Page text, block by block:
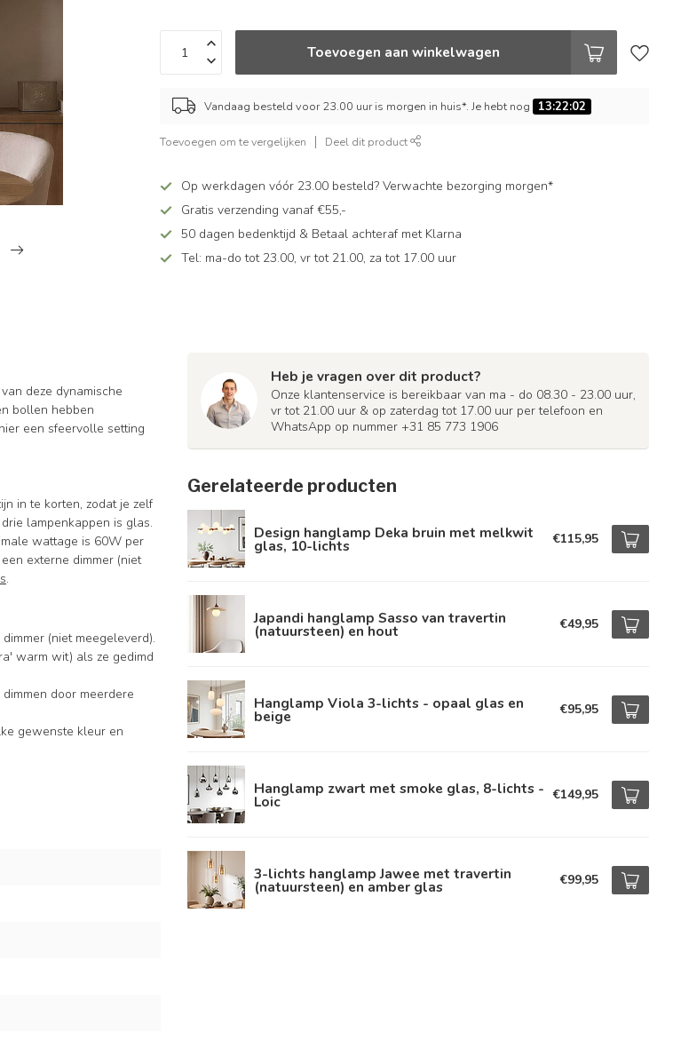
Toevoegen aan winkelwagen
Vandaag besteld voor 23.00 uur is morgen in huis*. Je hebt nog 13:22:02
Toevoegen om te vergelijken Deel dit product
Op werkdagen vóór 23.00 besteld? Verwachte bezorging morgen*
Gratis verzending vanaf €55,-
50 dagen bedenktijd & Betaal achteraf met Klarna
Tel: ma-do tot 23.00, vr tot 21.00, za tot 17.00 uur
deze dynamische
bollen hebben
een sfeervolle setting
in te korten, zodat je zelf
lampenkappen is glas.
wattage is 60W per
externe dimmer (niet
.
(niet meegeleverd).
warm wit) als ze gedimd
door meerdere
gewenste kleur en
Heb je vragen over dit product?
Onze klantenservice is bereikbaar van ma - do 08.30 - 23.00 uur,
vr tot 21.00 uur & op zaterdag tot 17.00 uur per telefoon en
WhatsApp op nummer +31 85 773 1906
Gerelateerde producten
Design hanglamp Deka bruin met melkwit
glas, 10-lichts €115,95
Japandi hanglamp Sasso van travertin
(natuursteen) en hout €49,95
Hanglamp Viola 3-lichts - opaal glas en
beige €95,95
Hanglamp zwart met smoke glas, 8-lichts -
Loic €149,95
3-lichts hanglamp Jawee met travertin
(natuursteen) en amber glas €99,95